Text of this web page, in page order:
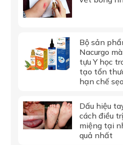
Bộ sản
Nacurgo
tựu Y học
tạo tổn
hạn chế sẹo
Dấu hiệu
cách điều
miệng tại
quả nhất